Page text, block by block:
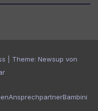
Theme: Newsup von
AnsprechpartnerBambini